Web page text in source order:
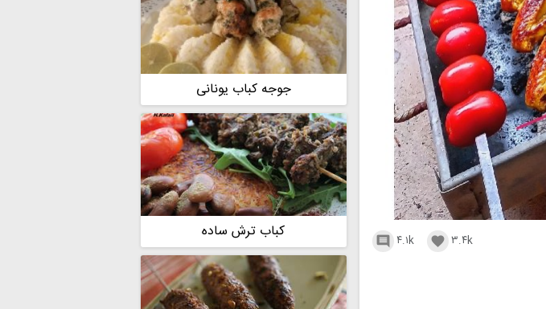
۴.۱k  ۳.۴k 
جوجه کباب یونانی
کباب ترش ساده